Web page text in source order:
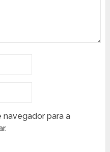
navegador para a